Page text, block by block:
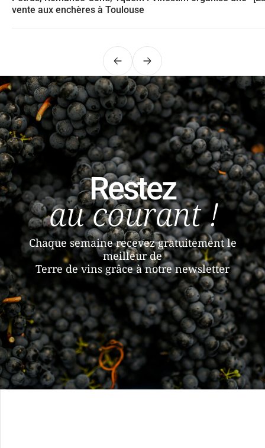
vente aux enchères à Toulouse
PrécédentSuivant
Restez
au courant !
Chaque semaine recevez gratuitement le
meilleur de
Terre de vins grâce à notre newsletter